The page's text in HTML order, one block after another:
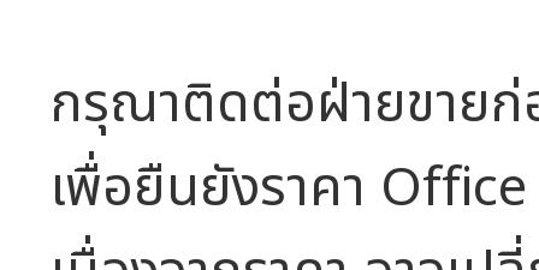
กรุณาติดต่อฝ่ายขายก่
เพื่อยืนยังราคา